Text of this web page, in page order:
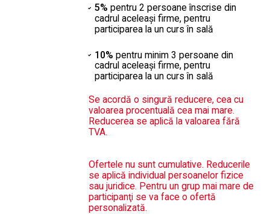
5% pentru 2 persoane înscrise din
cadrul aceleaşi firme, pentru
participarea la un curs în sală
10% pentru minim 3 persoane din
cadrul aceleaşi firme, pentru
participarea la un curs în sală
Se acordă o singură reducere, cea cu
valoarea procentuală cea mai mare.
Reducerea se aplică la valoarea fără
TVA.
Ofertele nu sunt cumulative. Reducerile
se aplică individual persoanelor fizice
sau juridice. Pentru un grup mai mare de
participanţi se va face o ofertă
personalizată.